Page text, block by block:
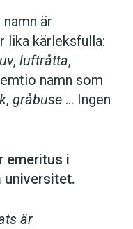
är
lika kärleks­fulla:
, luftråtta,
namn som
, gråbuse … Ingen
­emeritus i
universitet.
är